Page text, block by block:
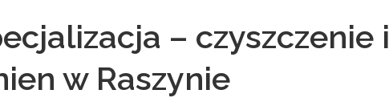
– czyszczenie i
w Raszynie